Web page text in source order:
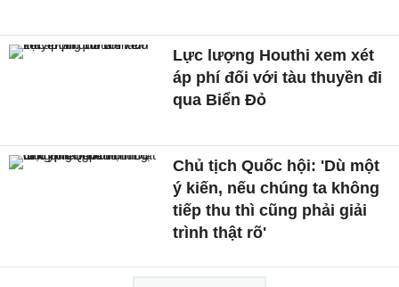
Lực lượng Houthi xem xét
áp phí đối với tàu thuyền đi
qua Biển Đỏ
Chủ tịch Quốc hội: 'Dù một
ý kiến, nếu chúng ta không
tiếp thu thì cũng phải giải
trình thật rõ'